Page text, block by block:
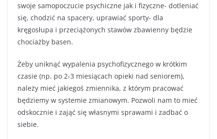
swoje samopoczucie psychiczne jak i fizyczne- dotleniać
się, chodzić na spacery, uprawiać sporty- dla
kręgosłupa i przeciążonych stawów zbawienny będzie
chociażby basen.
Żeby uniknąć wypalenia psychofizycznego w krótkim
czasie (np. po 2-3 miesiącach opieki nad seniorem),
należy mieć jakiegoś zmiennika, z którym pracować
będziemy w systemie zmianowym. Pozwoli nam to mieć
odskocznie i zająć się własnymi sprawami i zadbać o
siebie.